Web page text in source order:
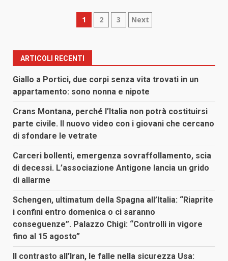
Paginazione
articoli
1 2 3 Next
ARTICOLI RECENTI
Giallo a Portici, due corpi senza vita trovati in un
appartamento: sono nonna e nipote
Crans Montana, perché l’Italia non potrà costituirsi
parte civile. Il nuovo video con i giovani che cercano
di sfondare le vetrate
Carceri bollenti, emergenza sovraffollamento, scia
di decessi. L’associazione Antigone lancia un grido
di allarme
Schengen, ultimatum della Spagna all’Italia: “Riaprite
i confini entro domenica o ci saranno
conseguenze”. Palazzo Chigi: “Controlli in vigore
fino al 15 agosto”
Il contrasto all’Iran, le falle nella sicurezza Usa: